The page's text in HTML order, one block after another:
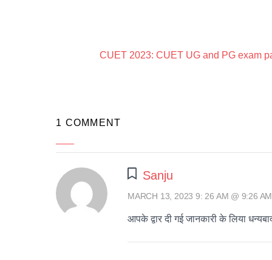
CUET 2023: CUET UG and PG exam
1 COMMENT
Sanju
MARCH 13, 2023 9: 26 AM @ 9:26 AM
आपके द्वार दी गई जानकारी के लिया